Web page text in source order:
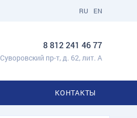
EN
RU
8 812 241 46 77
Суворовский пр-т, д. 62, лит. А
КОНТАКТЫ